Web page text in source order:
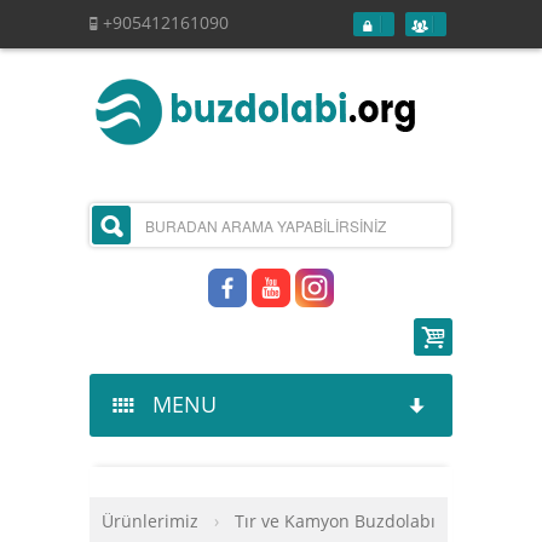
+905412161090
MENU
Hakkımızda
Ürünlerimiz
Ürünlerimiz › Tır ve Kamyon Buzdolabı